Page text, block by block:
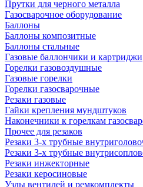
Прутки для черного металла
Газосварочное оборудование
Баллоны
Баллоны композитные
Баллоны стальные
Газовые баллончики и картриджи
Горелки газовоздушные
Газовые горелки
Горелки газосварочные
Резаки газовые
Гайки крепления мундштуков
Наконечники к горелкам
Прочее для резаков
Резаки 3-х трубные
Резаки 3-х трубные
Резаки инжекторные
Резаки керосиновые
Узлы вентилей и ремкомплекты